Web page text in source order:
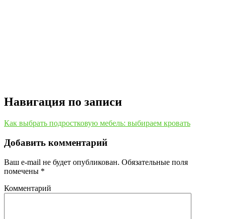
Навигация по записи
Как выбрать подростковую мебель: выбираем кровать
Добавить комментарий
Ваш e-mail не будет опубликован. Обязательные поля
помечены *
Комментарий